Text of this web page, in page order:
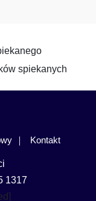
spiekanych
Kontakt
1317